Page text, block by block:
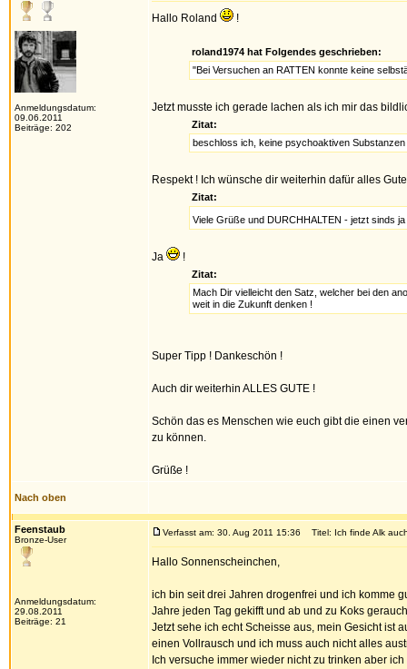
Anmeldungsdatum:
09.06.2011
Beiträge: 202
Hallo Roland !
roland1974 hat Folgendes geschrieben:
"Bei Versuchen an RATTEN konnte keine
Jetzt musste ich gerade lachen als ich mir das
Zitat:
beschloss ich, keine psychoaktiven
Respekt ! Ich wünsche dir weiterhin dafür alles
Zitat:
Viele Grüße und DURCHHALTEN - jetzt sinds
Ja !
Zitat:
Mach Dir vielleicht den Satz, welcher bei den
weit in die Zukunft denken !
Super Tipp ! Dankeschön !
Auch dir weiterhin ALLES GUTE !
Schön das es Menschen wie euch gibt die einen
zu können.
Grüße !
Nach oben
Feenstaub
Bronze-User
Anmeldungsdatum:
29.08.2011
Beiträge: 21
Verfasst am: 30. Aug 2011 15:36 Titel: Ich finde Alk
Hallo Sonnenscheinchen,
ich bin seit drei Jahren drogenfrei und ich komme
Jahre jeden Tag gekifft und ab und zu Koks
Jetzt sehe ich echt Scheisse aus, mein Gesicht ist
einen Vollrausch und ich muss auch nicht alles
Ich versuche immer wieder nicht zu trinken aber